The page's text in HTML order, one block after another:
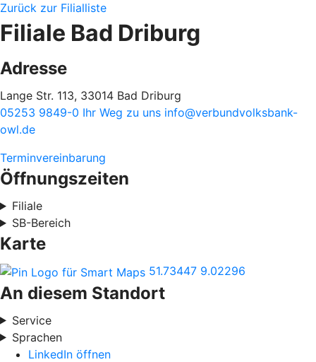
Zurück zur Filialliste
Filiale Bad Driburg
Adresse
Lange Str. 113, 33014 Bad Driburg
05253 9849-0 Ihr Weg zu uns info@verbundvolksbank-
owl.de
Terminvereinbarung
Öffnungszeiten
Filiale
SB-Bereich
Karte
51.73447 9.02296
An diesem Standort
Service
Sprachen
LinkedIn öffnen